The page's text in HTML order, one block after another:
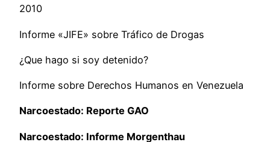
2010
Informe «JIFE» sobre Tráfico de Drogas
¿Que hago si soy detenido?
Informe sobre Derechos Humanos en Venezuela
Narcoestado: Reporte GAO
Narcoestado: Informe Morgenthau